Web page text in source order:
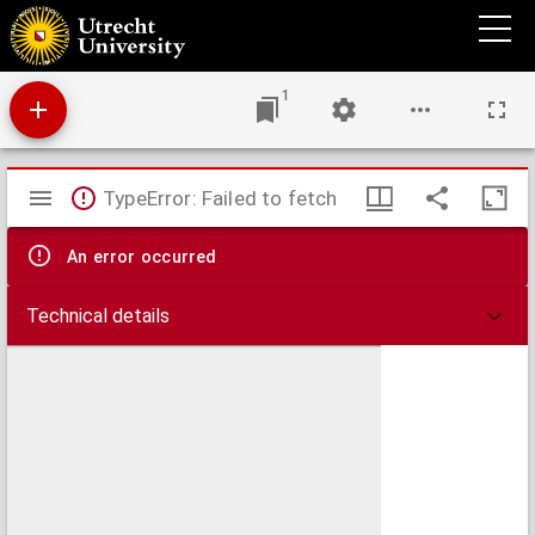
Bepaling van oplosbaarheid bij hoogen druk
1
Mirador
viewer
TypeError: Failed to fetch
An error occurred
Technical details